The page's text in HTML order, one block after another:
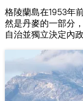
格陵蘭島在1953年
然是丹麥的一部分
自治並獨立決定內政